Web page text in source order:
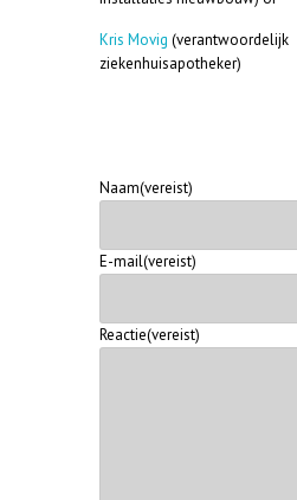
Kris Movig (verantwoordelijk
ziekenhuisapotheker)
Naam(vereist)
E-mail(vereist)
Reactie(vereist)